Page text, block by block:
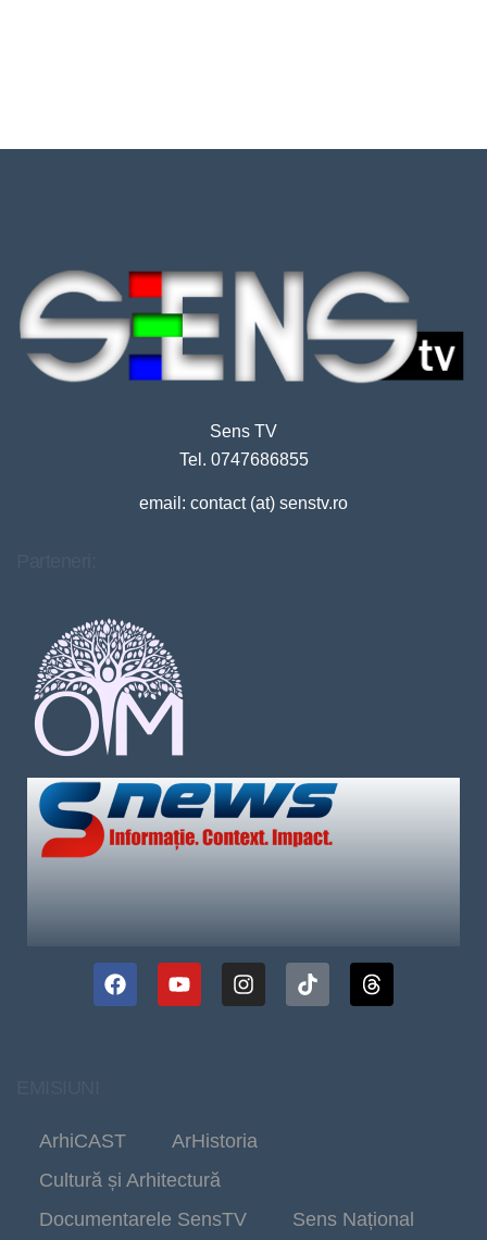
Sens TV
Tel. 0747686855
email: contact (at) senstv.ro
ArhiCAST
ArHistoria
Cultură și Arhitectură
Documentarele SensTV
Sens Național